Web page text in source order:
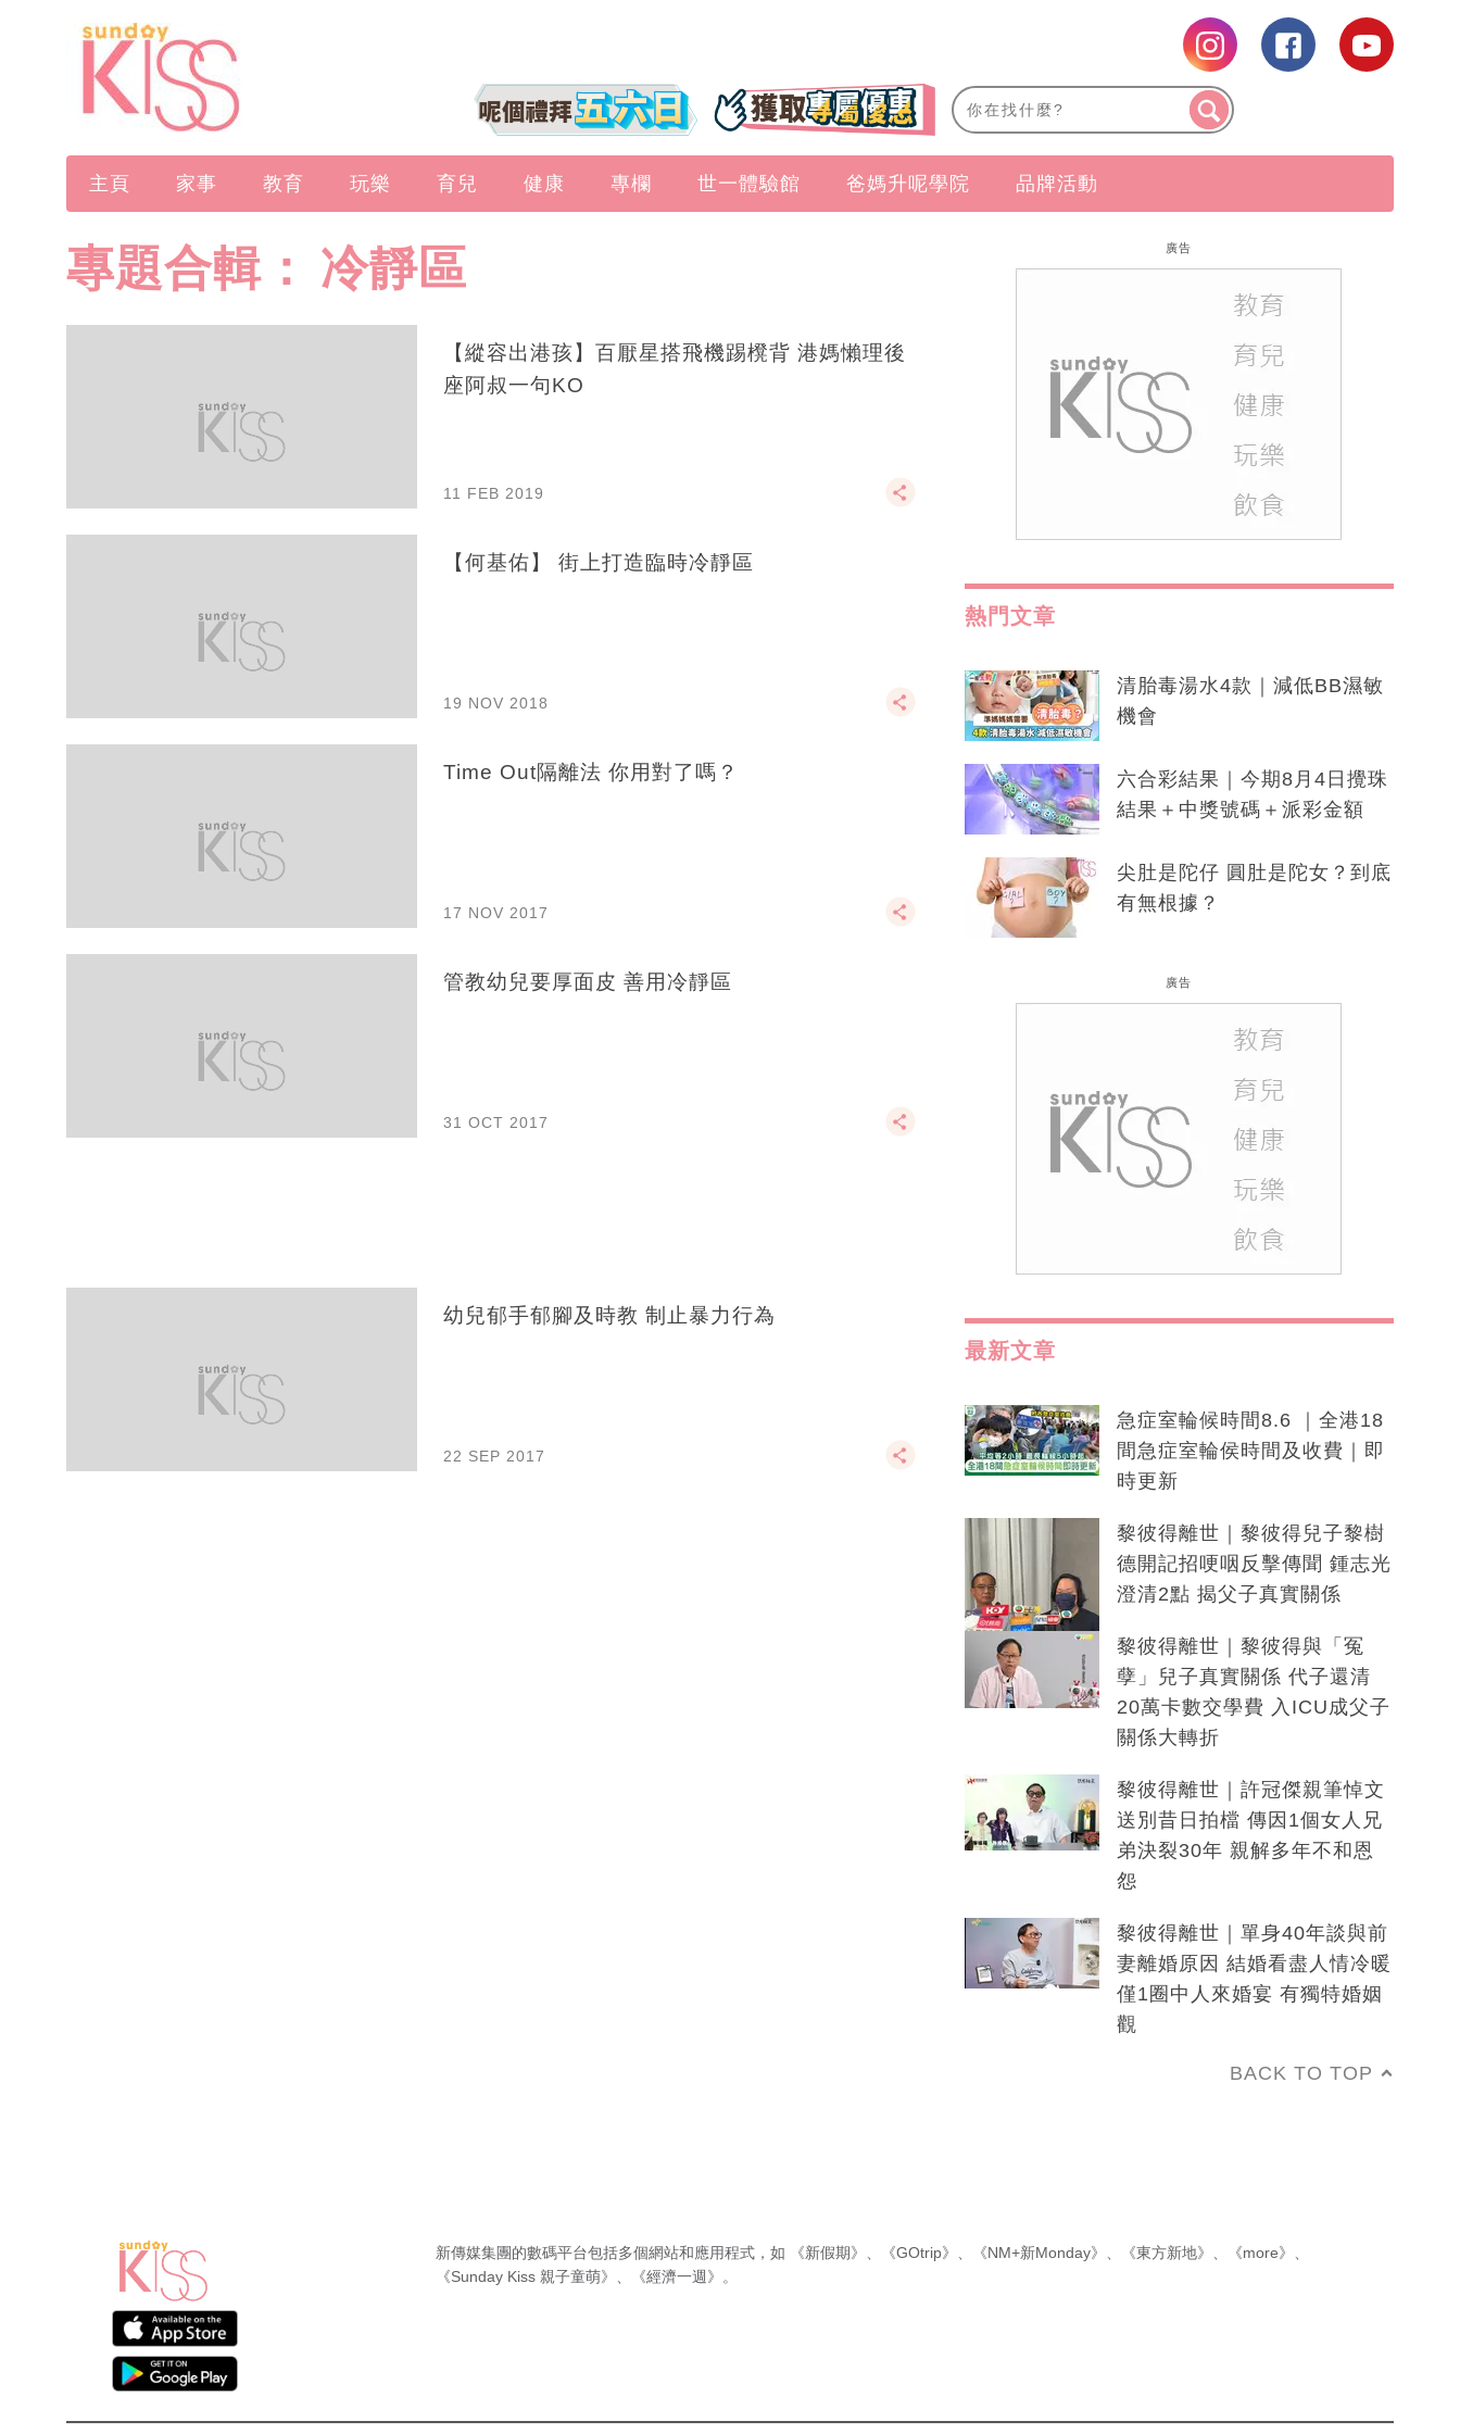
主頁 家事 教育 玩樂 育兒 健康 專欄 世一體驗館 爸媽升呢學院 品牌活動
專題合輯： 冷靜區
【縱容出港孩】百厭星搭飛機踢櫈背 港媽懶理後
座阿叔一句KO
11 FEB 2019
【何基佑】 街上打造臨時冷靜區
19 NOV 2018
Time Out隔離法 你用對了嗎？
17 NOV 2017
管教幼兒要厚面皮 善用冷靜區
31 OCT 2017
幼兒郁手郁腳及時教 制止暴力行為
22 SEP 2017
廣告
熱門文章
清胎毒湯水4款｜減低BB濕敏
機會
六合彩結果｜今期8月4日攪珠
結果＋中獎號碼＋派彩金額
尖肚是陀仔 圓肚是陀女？到底
有無根據？
廣告
最新文章
急症室輪候時間8.6 ｜全港18
間急症室輪侯時間及收費｜即
時更新
黎彼得離世｜黎彼得兒子黎樹
德開記招哽咽反擊傳聞 鍾志光
澄清2點 揭父子真實關係
黎彼得離世｜黎彼得與「冤
孽」兒子真實關係 代子還清
20萬卡數交學費 入ICU成父子
關係大轉折
黎彼得離世｜許冠傑親筆悼文
送別昔日拍檔 傳因1個女人兄
弟決裂30年 親解多年不和恩
怨
黎彼得離世｜單身40年談與前
妻離婚原因 結婚看盡人情冷暖
僅1圈中人來婚宴 有獨特婚姻
觀
BACK TO TOP
新傳媒集團的數碼平台包括多個網站和應用程式，如 《新假期》 《GOtrip》 《NM+新Monday》 《東方新地》 《more》
《Sunday Kiss 親子童萌》
《經濟一週》 。